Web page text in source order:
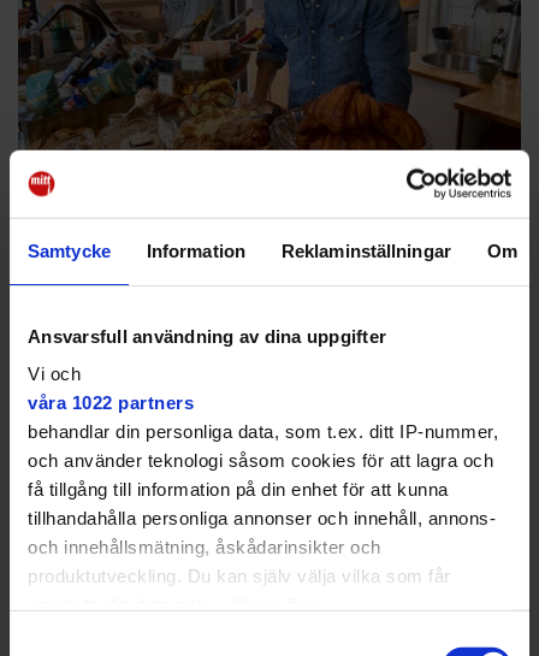
Samtycke Information Reklaminställningar Om
Ansvarsfull användning av dina uppgifter
Vi och
våra 1022 partners
behandlar din personliga data, som t.ex. ditt IP-nummer,
och använder teknologi såsom cookies för att lagra och
få tillgång till information på din enhet för att kunna
tillhandahålla personliga annonser och innehåll, annons-
och innehållsmätning, åskådarinsikter och
produktutveckling. Du kan själv välja vilka som får
Kokvråns ägare tackar för
KROG
Fredrik Strandberg har drivit matkafé med
kulturevents